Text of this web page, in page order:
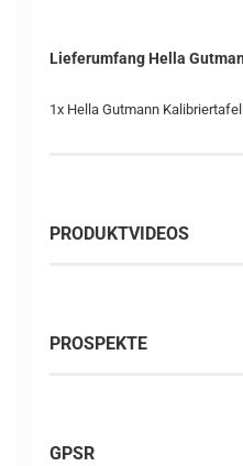
Lieferumfang Hella
1x Hella Gutmann
PRODUKTVIDEOS
PROSPEKTE
GPSR